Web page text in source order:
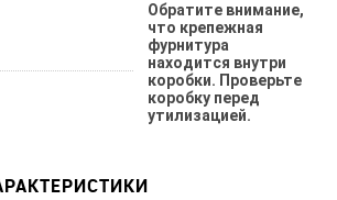
Обратите внимание,
что крепежная
фурнитура
находится внутри
коробки. Проверьте
коробку перед
утилизацией.